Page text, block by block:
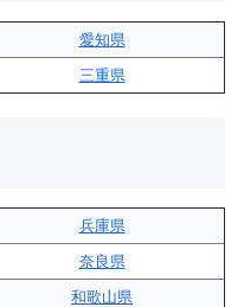
愛知県
三重県
兵庫県
奈良県
和歌山県